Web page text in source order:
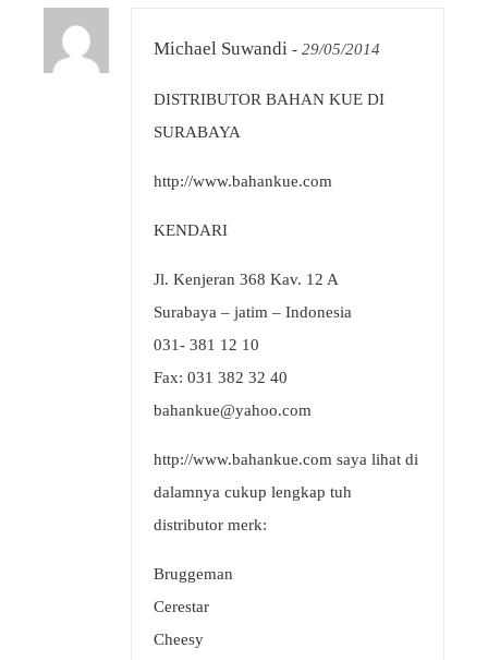
Michael Suwandi - 29/05/2014
DISTRIBUTOR BAHAN KUE DI
SURABAYA
http://www.bahankue.com
KENDARI
Jl. Kenjeran 368 Kav. 12 A
Surabaya – jatim – Indonesia
031- 381 12 10
Fax: 031 382 32 40
bahankue@yahoo.com
http://www.bahankue.com saya lihat di
dalamnya cukup lengkap tuh
distributor merk:
Bruggeman
Cerestar
Cheesy